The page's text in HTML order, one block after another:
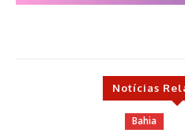
Notícias
Bahia